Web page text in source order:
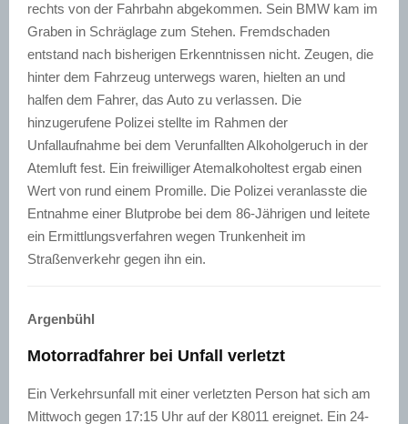
rechts von der Fahrbahn abgekommen. Sein BMW kam im
Graben in Schräglage zum Stehen. Fremdschaden
entstand nach bisherigen Erkenntnissen nicht. Zeugen, die
hinter dem Fahrzeug unterwegs waren, hielten an und
halfen dem Fahrer, das Auto zu verlassen. Die
hinzugerufene Polizei stellte im Rahmen der
Unfallaufnahme bei dem Verunfallten Alkoholgeruch in der
Atemluft fest. Ein freiwilliger Atemalkoholtest ergab einen
Wert von rund einem Promille. Die Polizei veranlasste die
Entnahme einer Blutprobe bei dem 86-Jährigen und leitete
ein Ermittlungsverfahren wegen Trunkenheit im
Straßenverkehr gegen ihn ein.
Argenbühl
Motorradfahrer bei Unfall verletzt
Ein Verkehrsunfall mit einer verletzten Person hat sich am
Mittwoch gegen 17:15 Uhr auf der K8011 ereignet. Ein 24-